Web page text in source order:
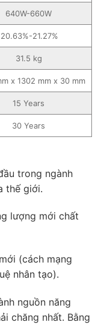
640W-660W
20.63%-21.27%
31.5 kg
x 1302 mm x 30 mm
15 Years
30 Years
trong ngành
thế giới.
lượng mới chất
(cách mạng
nhân tạo).
nguồn năng
chăng nhất. Bằng